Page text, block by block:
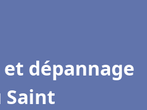
dépannage
Saint